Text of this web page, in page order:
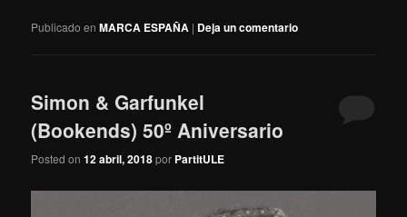
Publicado en MARCA ESPAÑA | Deja un comentario
Simon & Garfunkel
(Bookends) 50º Aniversario
Posted on12 abril, 2018por PartitULE